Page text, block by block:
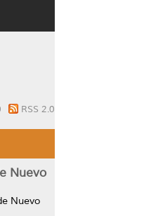
RSS 2.0
Nuevo
Nuevo